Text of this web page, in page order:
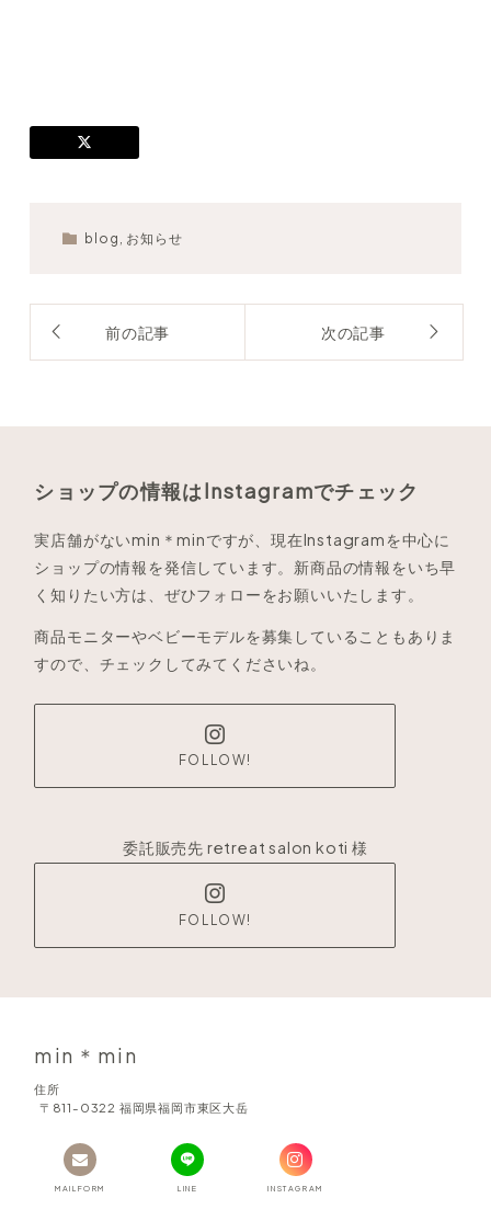
blog , お知らせ
前の記事 次の記事
ショップの情報はInstagramでチェック
実店舗がないmin＊minですが、現在Instagramを中心に
ショップの情報を発信しています。新商品の情報をいち早
く知りたい方は、ぜひフォローをお願いいたします。
商品モニターやベビーモデルを募集していることもありま
すので、チェックしてみてくださいね。
FOLLOW!
委託販売先 retreat salon koti 様
FOLLOW!
min＊min
住所
〒811-0322 福岡県福岡市東区大岳
MAILFORM LINE INSTAGRAM